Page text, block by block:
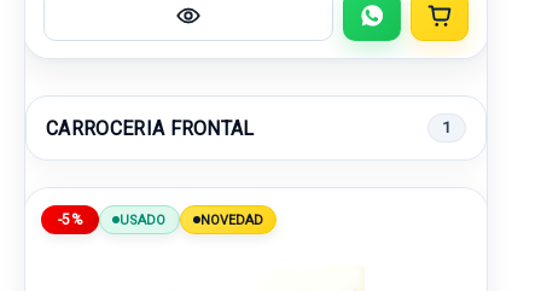
CARROCERIA FRONTAL 1
-5% USADO NOVEDAD